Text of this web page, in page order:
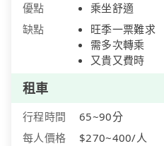
優點
乘坐舒適
缺點
旺季一票難求
需多次轉乘
又貴又費時
租車
行程時間
65~90分
每人價格
$270~400/人